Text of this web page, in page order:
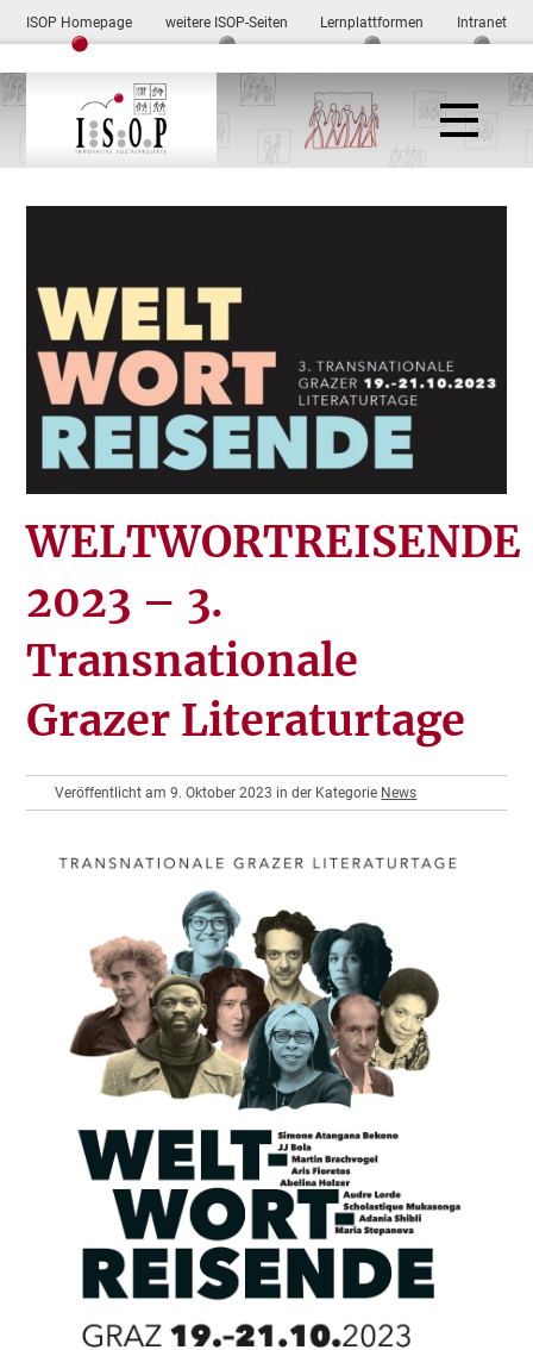
ISOP Homepage weitere ISOP-Seiten Lernplattformen Intranet
WELTWORTREISENDE
2023 – 3.
Transnationale
Grazer Literaturtage
Veröffentlicht am 9. Oktober 2023 in der Kategorie News